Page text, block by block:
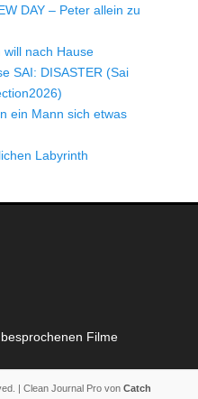
DAY – Peter allein zu
will nach Hause
SAI: DISASTER (Sai
ein Mann sich etwas
Labyrinth
Filme
| Clean Journal Pro von Catch